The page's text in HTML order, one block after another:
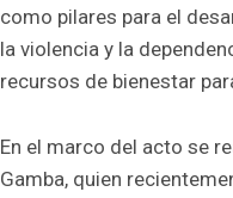
como pilares para el
la violencia y la
recursos de bienestar
En el marco del acto se
Gamba, quien